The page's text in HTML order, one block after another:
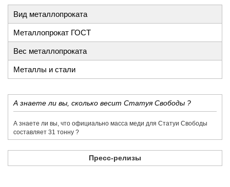
Вид металлопроката
Металлопрокат ГОСТ
Вес металлопроката
Металлы и стали
​А знаете ли вы, сколько весит Статуя Свободы ?
​А знаете ли вы, что официально масса меди для Статуи Свободы
составляет 31 тонну ?
Пресс-релизы